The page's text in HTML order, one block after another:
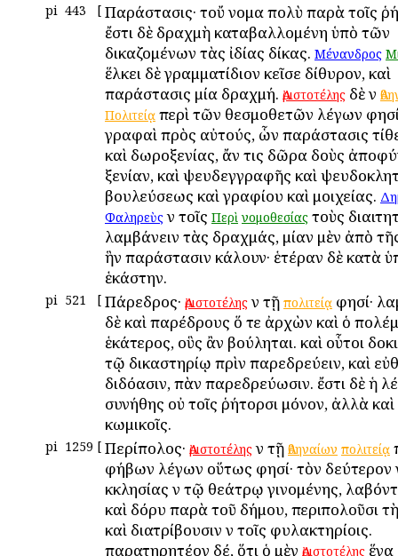
pi 443 [ Παράστασις· τοὔ νομα πολὺ παρὰ τοῖς
ἔστι δὲ δραχμὴ καταβαλλομένη ὑπὸ τῶν
δικαζομένων τὰς ἰδίας δίκας. Μένανδρος
ἕλκει δὲ γραμματίδιον ἐκεῖσε δίθυρον, καὶ
παράστασις μία δραχμή. Ἀριστοτέλης δὲ ἐν
Πολιτείᾳ περὶ τῶν θεσμοθετῶν λέγων
γραφαὶ πρὸς αὐτούς, ὧν παράστασις
καὶ δωροξενίας, ἄν τις δῶρα δοὺς
ξενίαν, καὶ ψευδεγγραφῆς καὶ
βουλεύσεως καὶ γραφίου καὶ μοιχείας.
Φαληρεὺςἐν τοῖς Περὶ νομοθεσίας τοὺς
λαμβάνειν τὰς δραχμάς, μίαν μὲν ἀπὸ
ἣν παράστασιν ἐκάλουν· ἑτέραν δὲ κατὰ
ἑκάστην.
pi 521 [ Πάρεδρος· Ἀριστοτέληςἐν τῇ πολιτείᾳ φησί·
δὲ καὶ παρέδρους ὅ τε ἀρχὼν καὶ ὁ
ἑκάτερος, οὓς ἂν βούληται. καὶ οὗτοι
τῷ δικαστηρίῳ πρὶν παρεδρεύειν, καὶ
διδόασιν, ἐπὰν παρεδρεύωσιν. ἔστι δὲ ἡ
συνήθης οὐ τοῖς ῥήτορσι μόνον, ἀλλὰ καὶ
κωμικοῖς.
pi 1259 [ Περίπολος· Ἀριστοτέληςἐν τῇ Ἀθηναίων πολιτείᾳ
ἐφήβων λέγων οὕτως φησί· τὸν δεύτερον
ἐκκλησίας ἐν τῷ θεάτρῳ γινομένης,
καὶ δόρυ παρὰ τοῦ δήμου, περιπολοῦσι
καὶ διατρίβουσιν ἐν τοῖς φυλακτηρίοις.
παρατηρητέον δέ, ὅτι ὁ μὲν Ἀριστοτέλης ἕνα